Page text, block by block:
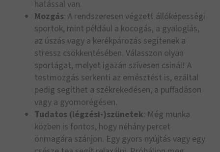
hatással van.
Mozgás: A rendszeresen végzett állóképességi
sportok, mint például a kocogás, a gyaloglás,
az úszás vagy a kerékpározás segítenek a
stressz csökkentésében. Válasszon olyan
sportágat, melyet igazán szívesen csinál! A
testmozgás serkenti az emésztést is, ezáltal
pedig segíthet a székrekedésen, a puffadáson
vagy a gyomorégésen.
Tudatos (légzési-)szünetek: Még munka
közben is fontos, hogy néhány percet
önmagára szánjon. Egy gyors nyújtás vagy egy